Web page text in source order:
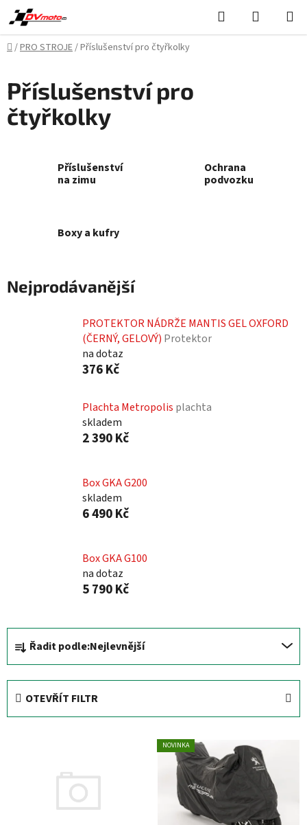
Přejít
na
obsah
Hledat
KOŠÍK
Domů
/PRO STROJE/Příslušenství pro čtyřkolky
Příslušenství pro
čtyřkolky
Příslušenství
na zimu
Ochrana
podvozku
Boxy a kufry
Nejprodávanější
PROTEKTOR NÁDRŽE MANTIS GEL OXFORD
(ČERNÝ, GELOVÝ) Protektor
na dotaz
376 Kč
Plachta Metropolis plachta
skladem
2 390 Kč
Box GKA G200
skladem
6 490 Kč
Box GKA G100
na dotaz
5 790 Kč
Ř
a
z
Řadit podle:Nejlevnější
OTEVŘÍT FILTR
NOVINKA